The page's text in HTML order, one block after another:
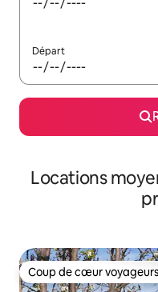
Départ
Locations
Coup de cœur voyageurs
Coup de cœur voyageurs